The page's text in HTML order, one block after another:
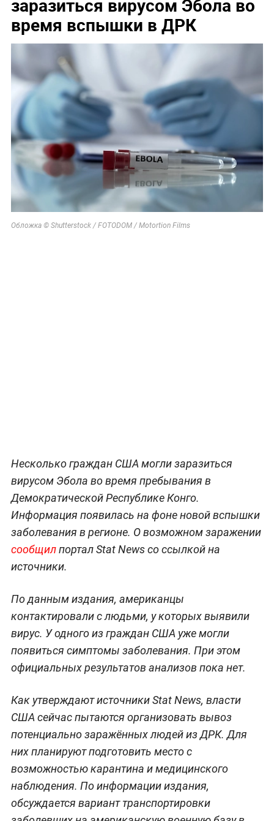
заразиться вирусом Эбола во
время вспышки в ДРК
Обложка © Shutterstock / FOTODOM / Motortion Films
Несколько граждан США могли заразиться
вирусом Эбола во время пребывания в
Демократической Республике Конго.
Информация появилась на фоне новой вспышки
заболевания в регионе. О возможном заражении
сообщилпортал Stat News со ссылкой на
источники.
По данным издания, американцы
контактировали с людьми, у которых выявили
вирус. У одного из граждан США уже могли
появиться симптомы заболевания. При этом
официальных результатов анализов пока нет.
Как утверждают источники Stat News, власти
США сейчас пытаются организовать вывоз
потенциально заражённых людей из ДРК. Для
них планируют подготовить место с
возможностью карантина и медицинского
наблюдения. По информации издания,
обсуждается вариант транспортировки